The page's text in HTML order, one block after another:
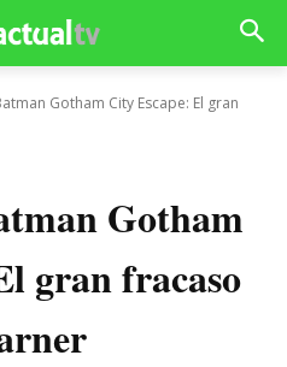
Gotham City Escape: El gran
Gotham
gran fracaso